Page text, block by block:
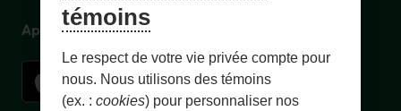
Application mobile
témoins
Le respect de votre vie privée compte pour
nous. Nous utilisons des témoins
(ex. : cookies) pour personnaliser nos